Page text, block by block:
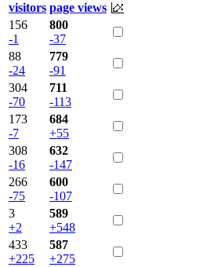
visitors page views
156
-1
800
-37
88
-24
779
-91
304
-70
711
-113
173
-7
684
+55
308
-16
632
-147
266
-75
600
-107
3
+2
589
+548
433
+225
587
+275